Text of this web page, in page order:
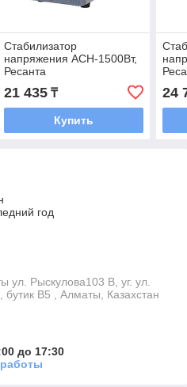
Стабилизатор
напряжения ACH-1500Вт,
Ресанта
21 435₸
Купить
24
год
ул. Рыскулова103 В, уг. ул.
бутик В5 , Алматы, Казахстан
до 17:30